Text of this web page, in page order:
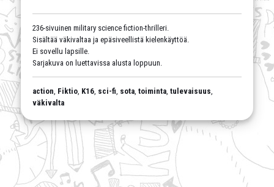
236-sivuinen military science fiction-thrilleri.
Sisältää väkivaltaa ja epäsiveellistä kielenkäyttöä.
Ei sovellu lapsille.
Sarjakuva on luettavissa alusta loppuun.
action Fiktio K16 sci-fi sota ,toiminta ,tulevaisuus
väkivalta